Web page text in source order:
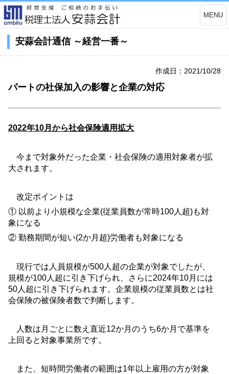
MENU
安蒜会計通信 ～経営一番～
作成日：2021/10/28
パートの社保加入の影響と企業の対応
2022年10月から社会保険適用拡大
今まで対象外だった企業・社会保険の適用対象者が拡
大されます。
改定ポイントは
① 以前より小規模な企業(従業員数が常時100人超)も対
象になる
② 勤務期間が短い(2か月超)労働者も対象になる
現行では人員規模が500人超の企業が対象でしたが、
規模が100人超に引き下げられ、さらに2024年10月には
50人超に引き下げられます。企業規模の従業員数とは社
会保険の被保険者数で判断します。
人数は月ごとに数え直近12か月のうち6か月で基準を
上回ると対象事業所です。
また、短時間労働者の範囲は1年以上雇用の方が対象